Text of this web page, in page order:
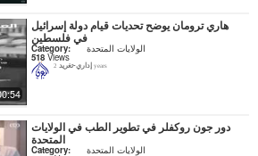
هاري ترومان يوضح تحديات قيام دولة إسرائيل
في فلسطين
Category: الولايات المتحدة
518 Views
إداري-تغريد 2 years
دور جون روكفلر في تطوير الطب في الولايات
المتحدة
Category: الولايات المتحدة